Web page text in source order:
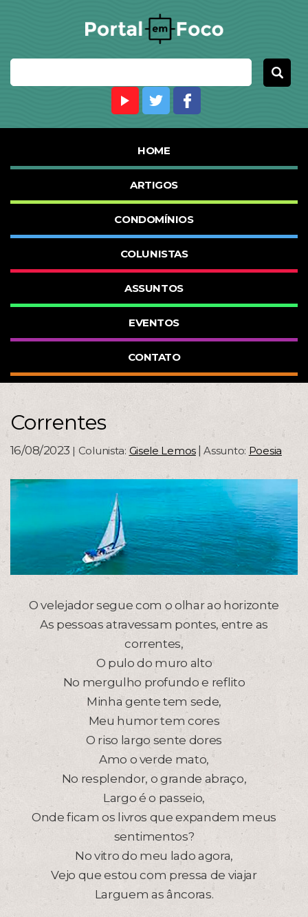
HOME
ARTIGOS
CONDOMÍNIOS
COLUNISTAS
ASSUNTOS
EVENTOS
CONTATO
Correntes
16/08/2023 | Colunista: Gisele Lemos|Assunto: Poesia
O velejador segue com o olhar ao horizonte
As pessoas atravessam pontes, entre as
correntes,
O pulo do muro alto
No mergulho profundo e reflito
Minha gente tem sede,
Meu humor tem cores
O riso largo sente dores
Amo o verde mato,
No resplendor, o grande abraço,
Largo é o passeio,
Onde ficam os livros que expandem meus
sentimentos?
No vitro do meu lado agora,
Vejo que estou com pressa de viajar
Larguem as âncoras.